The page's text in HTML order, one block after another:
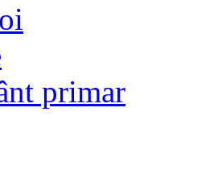
primar